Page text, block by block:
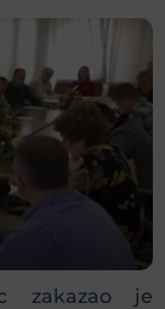
zakazao je